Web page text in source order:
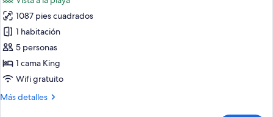
las
fotos
de
Grand
Beach
Suite
Pool
1087 pies cuadrados
1 habitación
5 personas
1 cama King
Wifi gratuito
Más detalles
Más